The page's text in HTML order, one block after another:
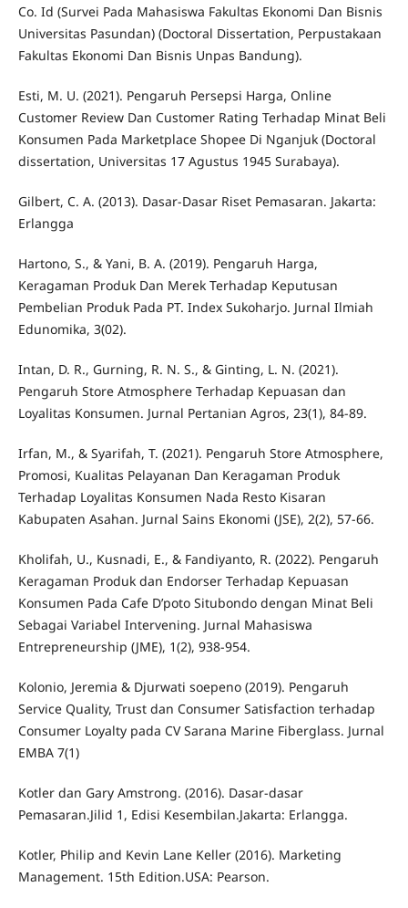
Co. Id (Survei Pada Mahasiswa Fakultas Ekonomi Dan Bisnis
Universitas Pasundan) (Doctoral Dissertation, Perpustakaan
Fakultas Ekonomi Dan Bisnis Unpas Bandung).
Esti, M. U. (2021). Pengaruh Persepsi Harga, Online
Customer Review Dan Customer Rating Terhadap Minat Beli
Konsumen Pada Marketplace Shopee Di Nganjuk (Doctoral
dissertation, Universitas 17 Agustus 1945 Surabaya).
Gilbert, C. A. (2013). Dasar-Dasar Riset Pemasaran. Jakarta:
Erlangga
Hartono, S., & Yani, B. A. (2019). Pengaruh Harga,
Keragaman Produk Dan Merek Terhadap Keputusan
Pembelian Produk Pada PT. Index Sukoharjo. Jurnal Ilmiah
Edunomika, 3(02).
Intan, D. R., Gurning, R. N. S., & Ginting, L. N. (2021).
Pengaruh Store Atmosphere Terhadap Kepuasan dan
Loyalitas Konsumen. Jurnal Pertanian Agros, 23(1), 84-89.
Irfan, M., & Syarifah, T. (2021). Pengaruh Store Atmosphere,
Promosi, Kualitas Pelayanan Dan Keragaman Produk
Terhadap Loyalitas Konsumen Nada Resto Kisaran
Kabupaten Asahan. Jurnal Sains Ekonomi (JSE), 2(2), 57-66.
Kholifah, U., Kusnadi, E., & Fandiyanto, R. (2022). Pengaruh
Keragaman Produk dan Endorser Terhadap Kepuasan
Konsumen Pada Cafe D’poto Situbondo dengan Minat Beli
Sebagai Variabel Intervening. Jurnal Mahasiswa
Entrepreneurship (JME), 1(2), 938-954.
Kolonio, Jeremia & Djurwati soepeno (2019). Pengaruh
Service Quality, Trust dan Consumer Satisfaction terhadap
Consumer Loyalty pada CV Sarana Marine Fiberglass. Jurnal
EMBA 7(1)
Kotler dan Gary Amstrong. (2016). Dasar-dasar
Pemasaran.Jilid 1, Edisi Kesembilan.Jakarta: Erlangga.
Kotler, Philip and Kevin Lane Keller (2016). Marketing
Management. 15th Edition.USA: Pearson.